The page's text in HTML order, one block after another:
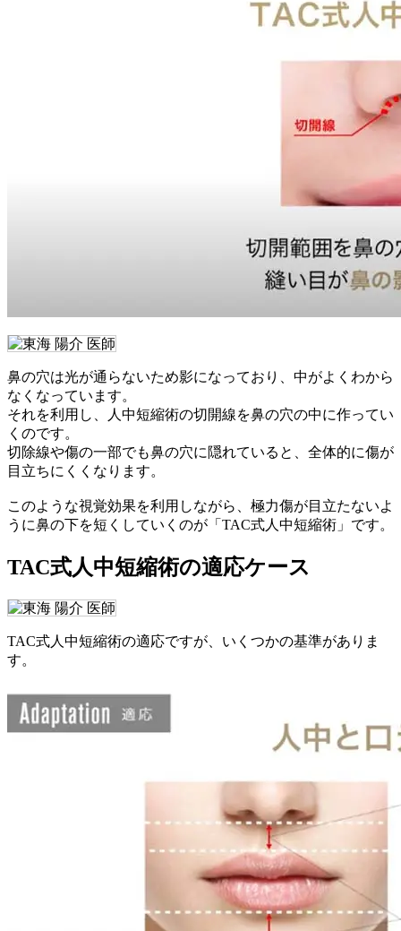
鼻の穴は光が通らないため影になっており、中がよくわから
なくなっています。
それを利用し、人中短縮術の切開線を鼻の穴の中に作ってい
くのです。
切除線や傷の一部でも鼻の穴に隠れていると、全体的に傷が
目立ちにくくなります。
このような視覚効果を利用しながら、極力傷が目立たないよ
うに鼻の下を短くしていくのが「TAC式人中短縮術」です。
TAC式人中短縮術の適応ケース
TAC式人中短縮術の適応ですが、いくつかの基準がありま
す。